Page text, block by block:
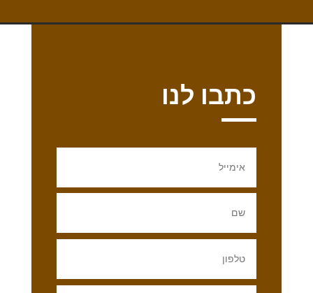
כתבו לנו